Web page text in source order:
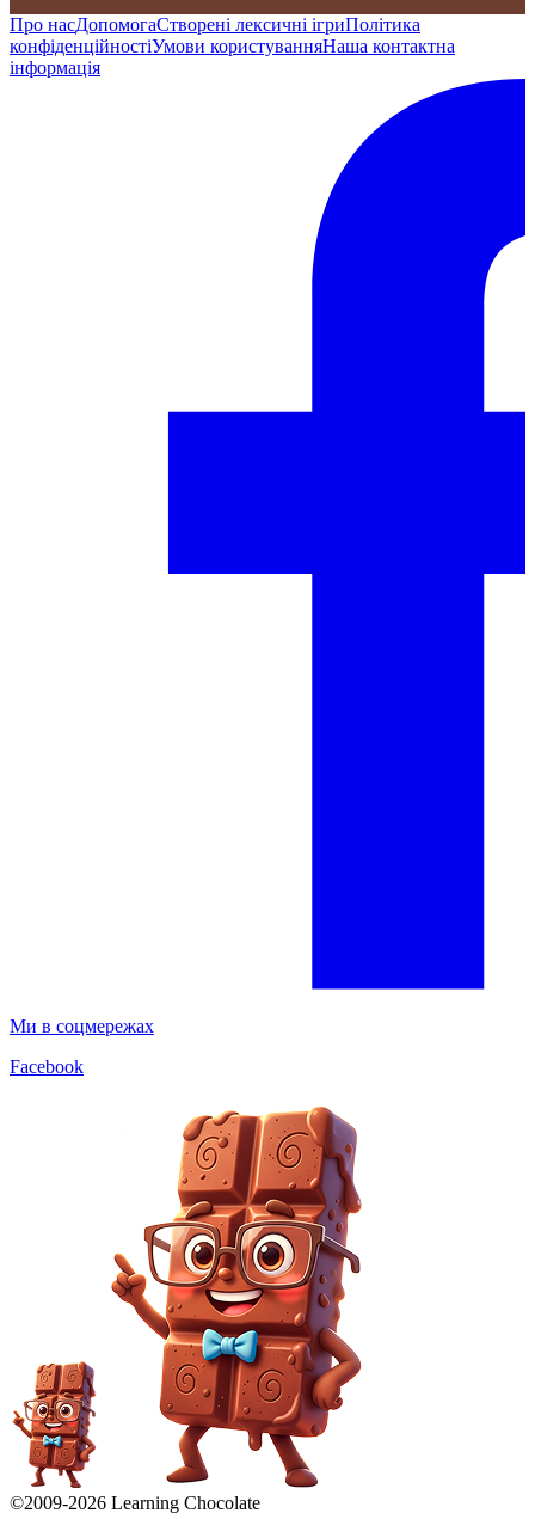
Про насДопомогаСтворені лексичні ігриПолітика
конфіденційностіУмови користуванняНаша контактна
інформація
Ми в соцмережах
Facebook
©2009-2026 Learning Chocolate